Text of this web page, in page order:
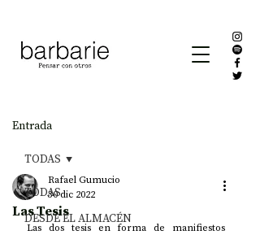
Entrada
TODAS
DESDE EL ALMACÉN
TODAS
Las Tesis
Rafael Gumucio
30 dic 2022
Las dos tesis en forma de manifiestos